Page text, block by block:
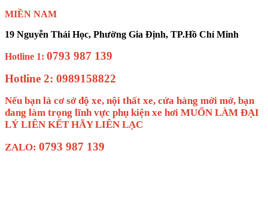
MIỀN NAM
19 Nguyễn Thái Học, Phường Gia Định, TP.Hồ Chí Minh
Hotline 1: 0793 987 139
Hotline 2: 0989158822
Nếu bạn là cơ sở độ xe, nội thất xe, cửa hàng mới mở, bạn
đang làm trọng lĩnh vực phụ kiện xe hơi MUỐN LÀM ĐẠI
LÝ LIÊN KẾT HÃY LIÊN LẠC
ZALO: 0793 987 139